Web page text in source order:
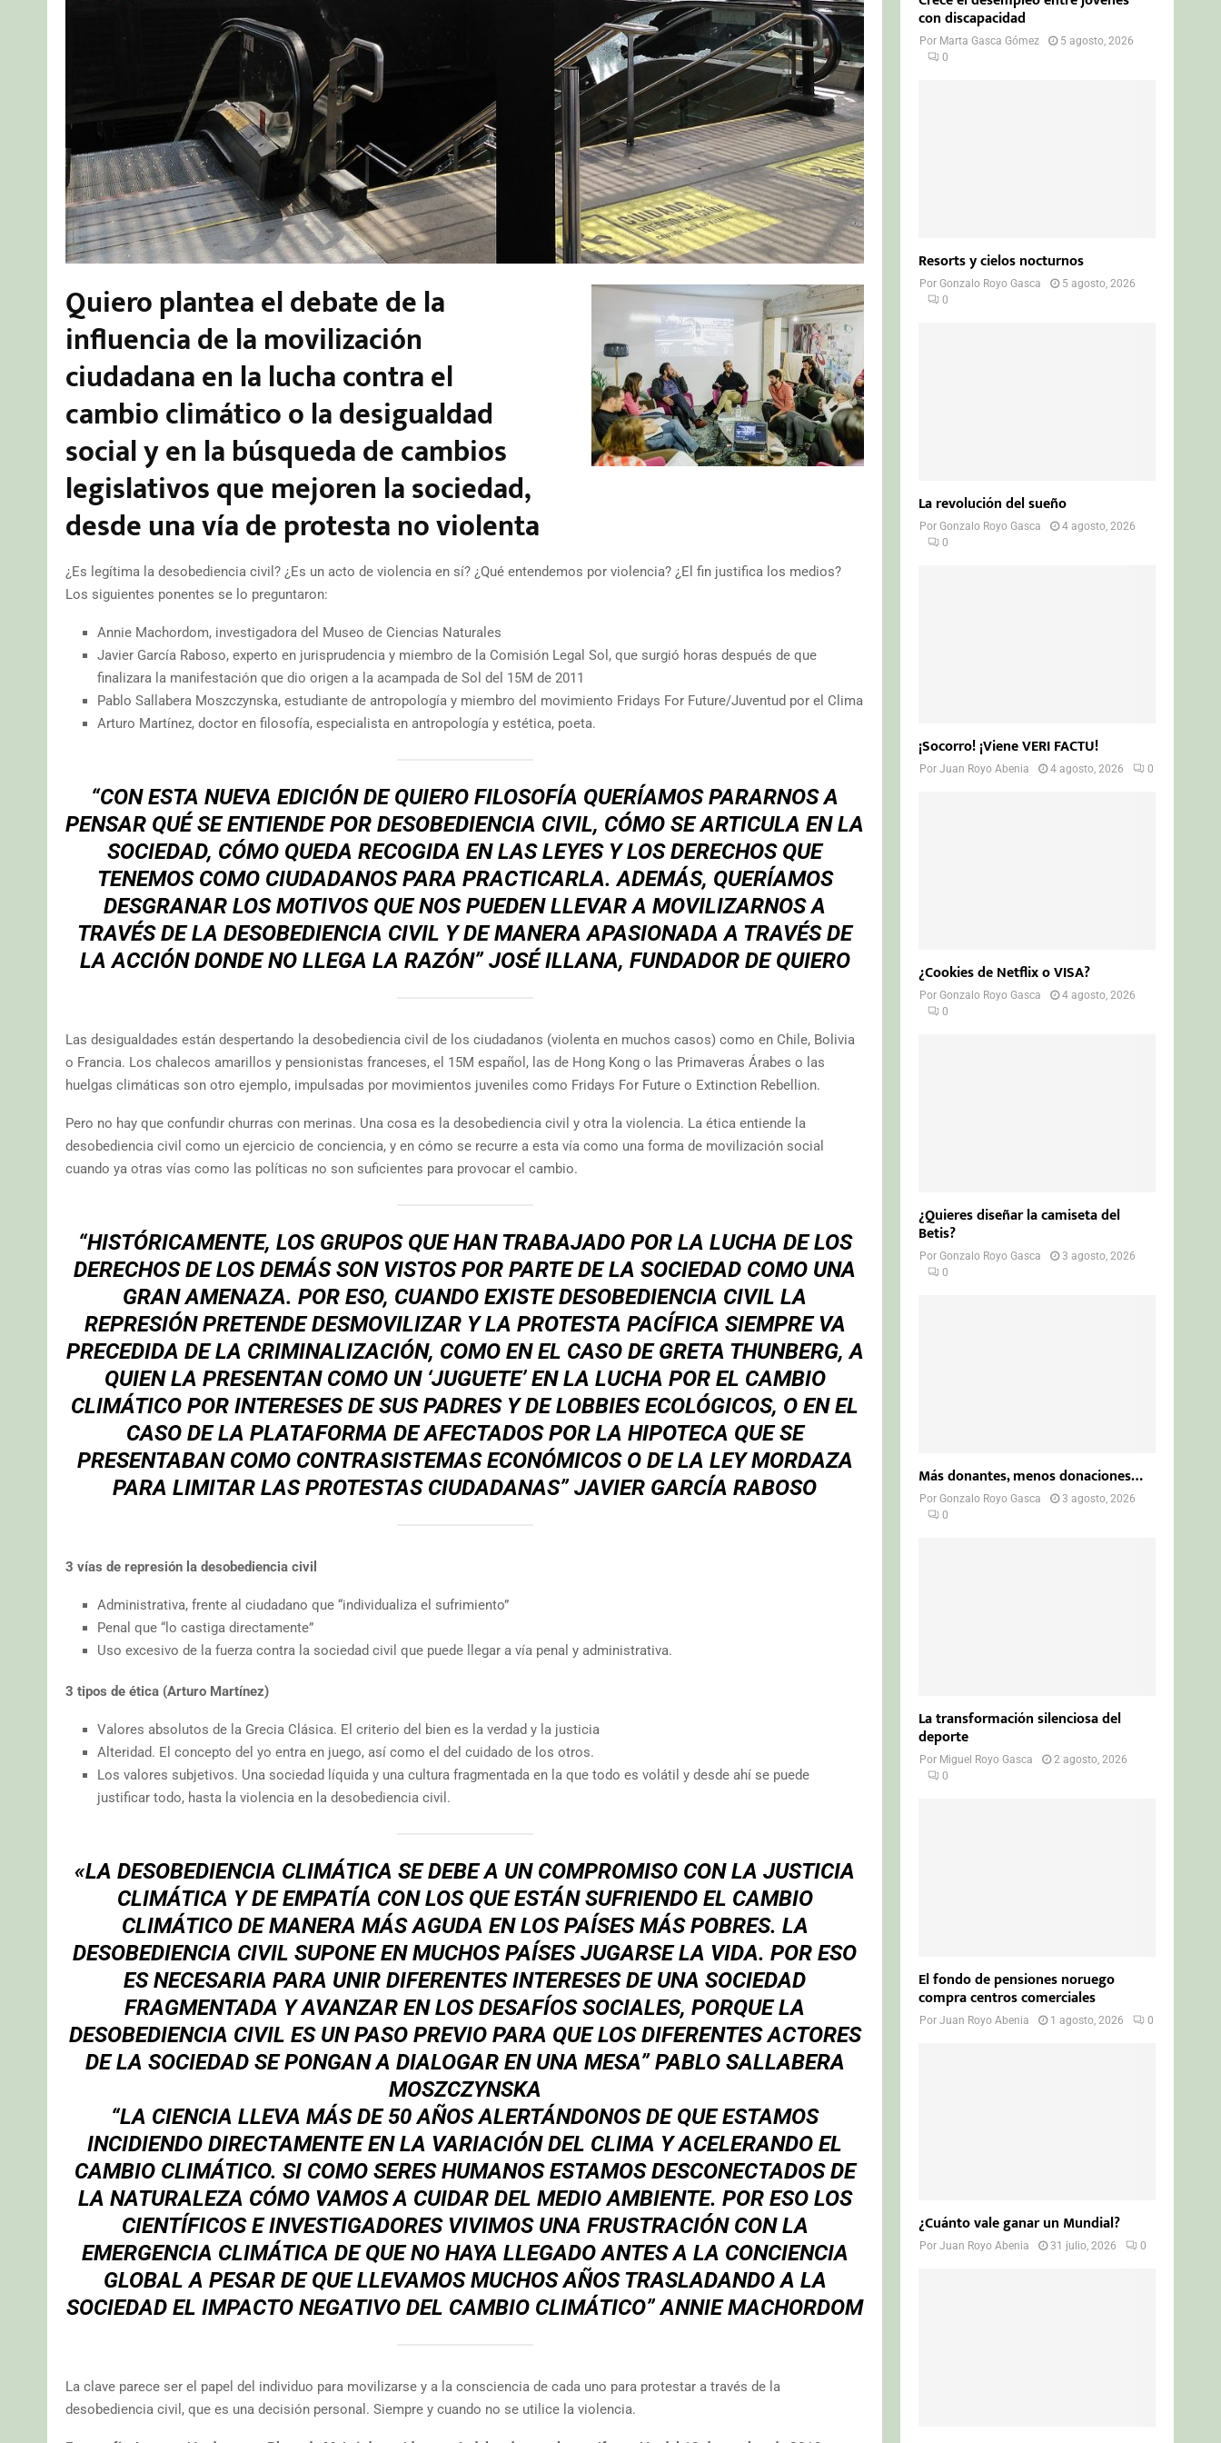
Quiero plantea el debate de la
influencia de la movilización
ciudadana en la lucha contra el
cambio climático o la desigualdad
social y en la búsqueda de cambios
legislativos que mejoren la sociedad,
desde una vía de protesta no violenta
¿Es legítima la desobediencia civil? ¿Es un acto de violencia en sí? ¿Qué entendemos por violencia? ¿El fin justifica los medios?
Los siguientes ponentes se lo preguntaron:
Annie Machordom, investigadora del Museo de Ciencias Naturales
Javier García Raboso, experto en jurisprudencia y miembro de la Comisión Legal Sol, que surgió horas después de que
finalizara la manifestación que dio origen a la acampada de Sol del 15M de 2011
Pablo Sallabera Moszczynska, estudiante de antropología y miembro del movimiento Fridays For Future/Juventud por el Clima
Arturo Martínez, doctor en filosofía, especialista en antropología y estética, poeta.
“CON ESTA NUEVA EDICIÓN DE QUIERO FILOSOFÍA QUERÍAMOS PARARNOS A
PENSAR QUÉ SE ENTIENDE POR DESOBEDIENCIA CIVIL, CÓMO SE ARTICULA EN LA
SOCIEDAD, CÓMO QUEDA RECOGIDA EN LAS LEYES Y LOS DERECHOS QUE
TENEMOS COMO CIUDADANOS PARA PRACTICARLA. ADEMÁS, QUERÍAMOS
DESGRANAR LOS MOTIVOS QUE NOS PUEDEN LLEVAR A MOVILIZARNOS A
TRAVÉS DE LA DESOBEDIENCIA CIVIL Y DE MANERA APASIONADA A TRAVÉS DE
LA ACCIÓN DONDE NO LLEGA LA RAZÓN” JOSÉ ILLANA, FUNDADOR DE QUIERO
Las desigualdades están despertando la desobediencia civil de los ciudadanos (violenta en muchos casos) como en Chile, Bolivia
o Francia. Los chalecos amarillos y pensionistas franceses, el 15M español, las de Hong Kong o las Primaveras Árabes o las
huelgas climáticas son otro ejemplo, impulsadas por movimientos juveniles como Fridays For Future o Extinction Rebellion.
Pero no hay que confundir churras con merinas. Una cosa es la desobediencia civil y otra la violencia. La ética entiende la
desobediencia civil como un ejercicio de conciencia, y en cómo se recurre a esta vía como una forma de movilización social
cuando ya otras vías como las políticas no son suficientes para provocar el cambio.
“HISTÓRICAMENTE, LOS GRUPOS QUE HAN TRABAJADO POR LA LUCHA DE LOS
DERECHOS DE LOS DEMÁS SON VISTOS POR PARTE DE LA SOCIEDAD COMO UNA
GRAN AMENAZA. POR ESO, CUANDO EXISTE DESOBEDIENCIA CIVIL LA
REPRESIÓN PRETENDE DESMOVILIZAR Y LA PROTESTA PACÍFICA SIEMPRE VA
PRECEDIDA DE LA CRIMINALIZACIÓN, COMO EN EL CASO DE GRETA THUNBERG, A
QUIEN LA PRESENTAN COMO UN ‘JUGUETE’ EN LA LUCHA POR EL CAMBIO
CLIMÁTICO POR INTERESES DE SUS PADRES Y DE LOBBIES ECOLÓGICOS, O EN EL
CASO DE LA PLATAFORMA DE AFECTADOS POR LA HIPOTECA QUE SE
PRESENTABAN COMO CONTRASISTEMAS ECONÓMICOS O DE LA LEY MORDAZA
PARA LIMITAR LAS PROTESTAS CIUDADANAS” JAVIER GARCÍA RABOSO
3 vías de represión la desobediencia civil
Administrativa, frente al ciudadano que “individualiza el sufrimiento”
Penal que “lo castiga directamente”
Uso excesivo de la fuerza contra la sociedad civil que puede llegar a vía penal y administrativa.
3 tipos de ética (Arturo Martínez)
Valores absolutos de la Grecia Clásica. El criterio del bien es la verdad y la justicia
Alteridad. El concepto del yo entra en juego, así como el del cuidado de los otros.
Los valores subjetivos. Una sociedad líquida y una cultura fragmentada en la que todo es volátil y desde ahí se puede
justificar todo, hasta la violencia en la desobediencia civil.
«LA DESOBEDIENCIA CLIMÁTICA SE DEBE A UN COMPROMISO CON LA JUSTICIA
CLIMÁTICA Y DE EMPATÍA CON LOS QUE ESTÁN SUFRIENDO EL CAMBIO
CLIMÁTICO DE MANERA MÁS AGUDA EN LOS PAÍSES MÁS POBRES. LA
DESOBEDIENCIA CIVIL SUPONE EN MUCHOS PAÍSES JUGARSE LA VIDA. POR ESO
ES NECESARIA PARA UNIR DIFERENTES INTERESES DE UNA SOCIEDAD
FRAGMENTADA Y AVANZAR EN LOS DESAFÍOS SOCIALES, PORQUE LA
DESOBEDIENCIA CIVIL ES UN PASO PREVIO PARA QUE LOS DIFERENTES ACTORES
DE LA SOCIEDAD SE PONGAN A DIALOGAR EN UNA MESA” PABLO SALLABERA
MOSZCZYNSKA
“LA CIENCIA LLEVA MÁS DE 50 AÑOS ALERTÁNDONOS DE QUE ESTAMOS
INCIDIENDO DIRECTAMENTE EN LA VARIACIÓN DEL CLIMA Y ACELERANDO EL
CAMBIO CLIMÁTICO. SI COMO SERES HUMANOS ESTAMOS DESCONECTADOS DE
LA NATURALEZA CÓMO VAMOS A CUIDAR DEL MEDIO AMBIENTE. POR ESO LOS
CIENTÍFICOS E INVESTIGADORES VIVIMOS UNA FRUSTRACIÓN CON LA
EMERGENCIA CLIMÁTICA DE QUE NO HAYA LLEGADO ANTES A LA CONCIENCIA
GLOBAL A PESAR DE QUE LLEVAMOS MUCHOS AÑOS TRASLADANDO A LA
SOCIEDAD EL IMPACTO NEGATIVO DEL CAMBIO CLIMÁTICO” ANNIE MACHORDOM
La clave parece ser el papel del individuo para movilizarse y a la consciencia de cada uno para protestar a través de la
desobediencia civil, que es una decisión personal. Siempre y cuando no se utilice la violencia.
con discapacidad
Por Marta Gasca Gómez
5 agosto, 2026
0
Resorts y cielos nocturnos
PorGonzalo Royo Gasca
5 agosto, 2026
0
La revolución del sueño
PorGonzalo Royo Gasca
4 agosto, 2026
0
¡Socorro! ¡Viene VERI FACTU!
PorJuan Royo Abenia 4 agosto, 2026 0
¿Cookies de Netflix o VISA?
PorGonzalo Royo Gasca
4 agosto, 2026
0
¿Quieres diseñar la camiseta del
Betis?
PorGonzalo Royo Gasca
3 agosto, 2026
0
Más donantes, menos donaciones…
PorGonzalo Royo Gasca
3 agosto, 2026
0
La transformación silenciosa del
deporte
Por Miguel Royo Gasca
2 agosto, 2026
0
El fondo de pensiones noruego
compra centros comerciales
PorJuan Royo Abenia 1 agosto, 2026 0
¿Cuánto vale ganar un Mundial?
PorJuan Royo Abenia 31 julio, 2026 0